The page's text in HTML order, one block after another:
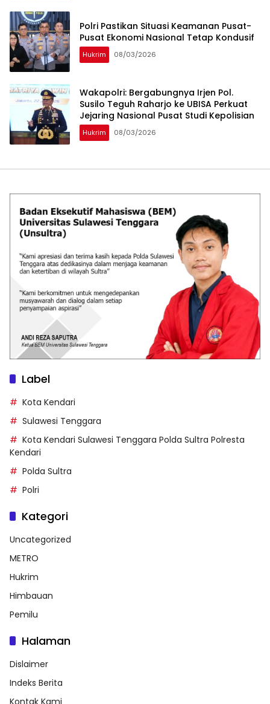
Polri Pastikan Situasi Keamanan Pusat-
Pusat Ekonomi Nasional Tetap Kondusif
Hukrim 08/03/2026
Wakapolri: Bergabungnya Irjen Pol.
Susilo Teguh Raharjo ke UBISA Perkuat
Jejaring Nasional Pusat Studi Kepolisian
Hukrim 08/03/2026
Label
Kota Kendari
Sulawesi Tenggara
Kota Kendari Sulawesi Tenggara Polda Sultra Polresta
Kendari
Polda Sultra
Polri
Kategori
Uncategorized
METRO
Hukrim
Himbauan
Pemilu
Halaman
Dislaimer
Indeks Berita
Kontak Kami